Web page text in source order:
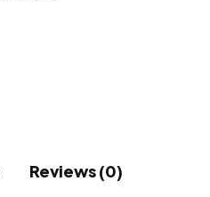
Reviews (0)